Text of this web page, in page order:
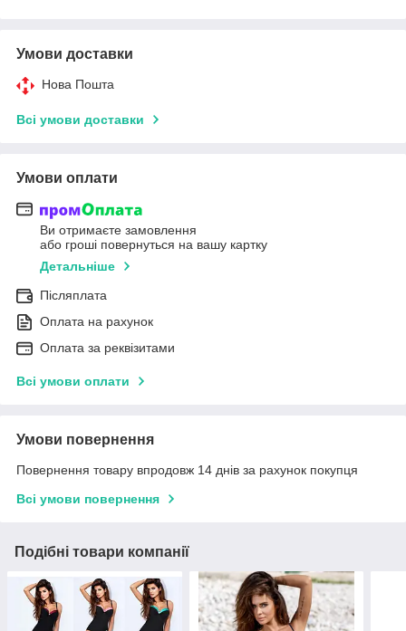
Умови доставки
Нова Пошта
Всі умови доставки
Умови оплати
Ви отримаєте замовлення
або гроші повернуться на вашу картку
Детальніше
Післяплата
Оплата на рахунок
Оплата за реквізитами
Всі умови оплати
Умови повернення
Повернення товару впродовж 14 днів за рахунок покупця
Всі умови повернення
Подібні товари компанії